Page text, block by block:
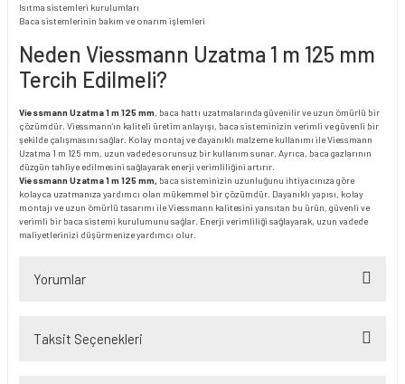
Isıtma sistemleri kurulumları
Baca sistemlerinin bakım ve onarım işlemleri
Neden Viessmann Uzatma 1 m 125 mm
Tercih Edilmeli?
Viessmann Uzatma 1 m 125 mm, baca hattı uzatmalarında güvenilir ve uzun ömürlü bir
çözümdür. Viessmann’ın kaliteli üretim anlayışı, baca sisteminizin verimli ve güvenli bir
şekilde çalışmasını sağlar. Kolay montaj ve dayanıklı malzeme kullanımı ile Viessmann
Uzatma 1 m 125 mm, uzun vadede sorunsuz bir kullanım sunar. Ayrıca, baca gazlarının
düzgün tahliye edilmesini sağlayarak enerji verimliliğini artırır.
Viessmann Uzatma 1 m 125 mm, baca sisteminizin uzunluğunu ihtiyacınıza göre
kolayca uzatmanıza yardımcı olan mükemmel bir çözümdür. Dayanıklı yapısı, kolay
montajı ve uzun ömürlü tasarımı ile Viessmann kalitesini yansıtan bu ürün, güvenli ve
verimli bir baca sistemi kurulumunu sağlar. Enerji verimliliği sağlayarak, uzun vadede
maliyetlerinizi düşürmenize yardımcı olur.
Yorumlar
Taksit Seçenekleri